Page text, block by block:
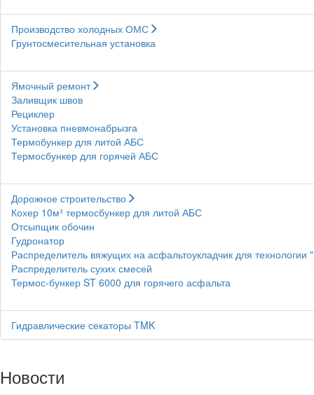
Производство холодных ОМС
Грунтосмесительная установка
Ямочный ремонт
Заливщик швов
Рециклер
Установка пневмонабрызга
Термобункер для литой АБС
Термосбункер для горячей АБС
Дорожное строительство
Кохер 10м³ термосбункер для литой АБС
Отсыпщик обочин
Гудронатор
Распределитель вяжущих на асфальтоукладчик для технологии
Распределитель сухих смесей
Термос-бункер ST 6000 для горячего асфальта
Гидравлические секаторы TMK
Новости